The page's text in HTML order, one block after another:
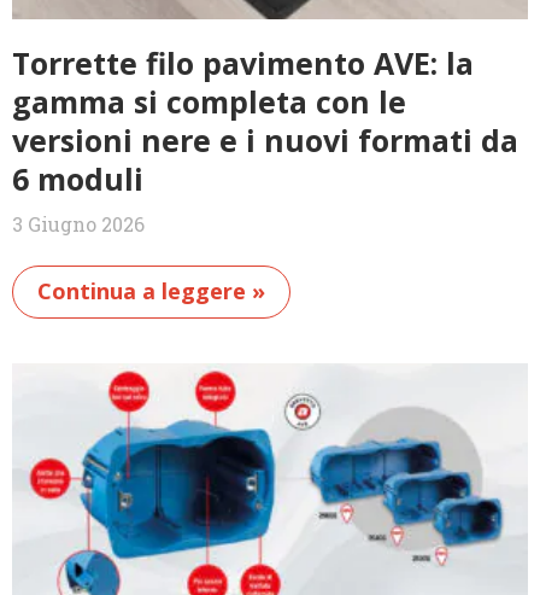
Torrette filo pavimento AVE: la
gamma si completa con le
versioni nere e i nuovi formati da
6 moduli
3 Giugno 2026
Continua a leggere »